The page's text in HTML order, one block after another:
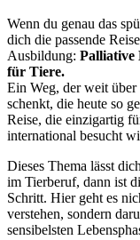
Wenn du genau das
dich die passende
Ausbildung: Palliative
für Tiere.
Ein Weg, der weit
schenkt, die heute so
Reise, die einzigartig
international besucht
Dieses Thema lässt
im Tierberuf, dann ist
Schritt. Hier geht es
verstehen, sondern
sensibelsten